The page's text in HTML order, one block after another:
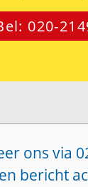
020-
ons via
bericht